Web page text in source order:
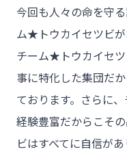
チーム★
- HOME
- トウカイセツビに
今回も人々の命を守
ム★トウカイセツビ
チーム★トウカイセ
事に特化した集団だ
ております。さらに
経験豊富だからこそ
ビはすべてに自信が